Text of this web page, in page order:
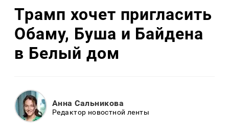
Трамп хочет пригласить
Обаму, Буша и Байдена
в Белый дом
Анна Сальникова
Редактор новостной ленты